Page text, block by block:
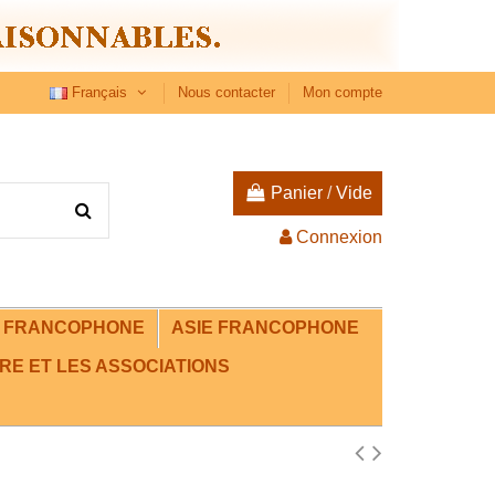
Français Nous contacter Mon compte
Panier /Vide
Connexion
ASIE FRANCOPHONE
ET LES ASSOCIATIONS